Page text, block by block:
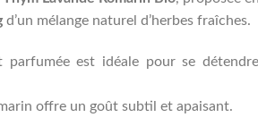
d’un mélange naturel d’herbes fraîches.
parfumée est idéale pour se
offre un goût subtil et apaisant.